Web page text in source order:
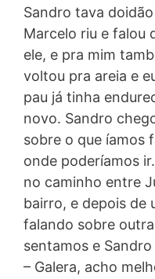
Sandro tava
Marcelo riu e falou
ele, e pra mim
voltou pra areia e
pau já tinha
novo. Sandro
sobre o que íamos
onde poderíamos
no caminho entre
bairro, e depois de
falando sobre
sentamos e Sandro
– Galera, acho